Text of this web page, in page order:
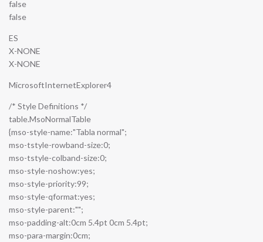
false
false
ES
X-NONE
X-NONE
MicrosoftInternetExplorer4
/* Style Definitions */
table.MsoNormalTable
{mso-style-name:"Tabla normal";
mso-tstyle-rowband-size:0;
mso-tstyle-colband-size:0;
mso-style-noshow:yes;
mso-style-priority:99;
mso-style-qformat:yes;
mso-style-parent:"";
mso-padding-alt:0cm 5.4pt 0cm 5.4pt;
mso-para-margin:0cm;